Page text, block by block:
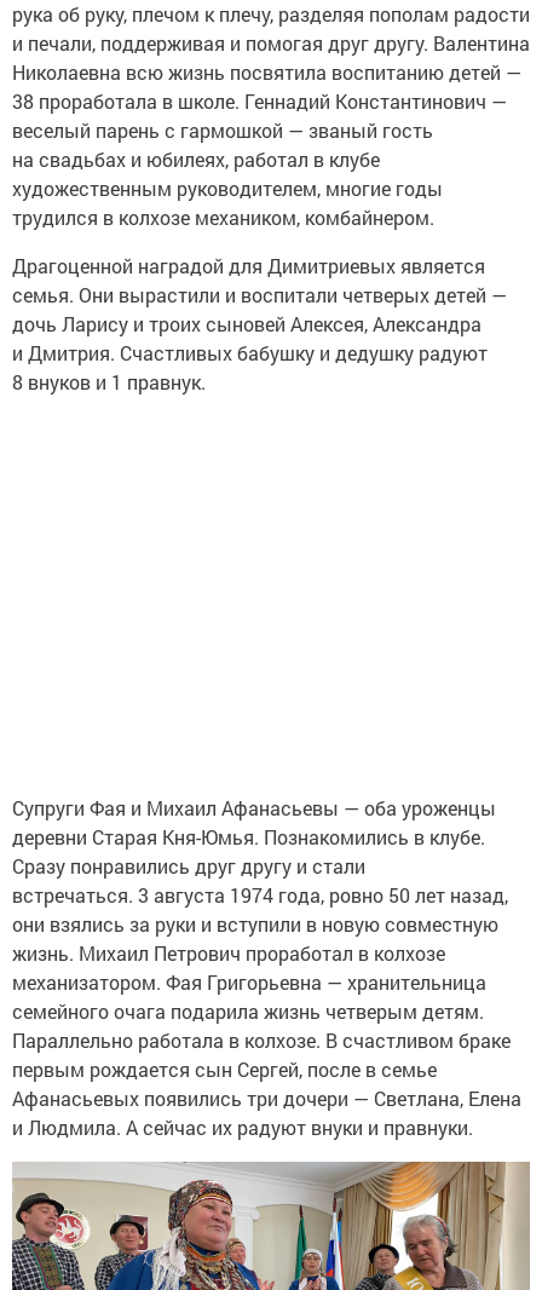
рука об руку, плечом к плечу, разделяя пополам радости
и печали, поддерживая и помогая друг другу. Валентина
Николаевна всю жизнь посвятила воспитанию детей —
38 проработала в школе. Геннадий Константинович —
веселый парень с гармошкой — званый гость
на свадьбах и юбилеях, работал в клубе
художественным руководителем, многие годы
трудился в колхозе механиком, комбайнером.
Драгоценной наградой для Димитриевых является
семья. Они вырастили и воспитали четверых детей —
дочь Ларису и троих сыновей Алексея, Александра
и Дмитрия. Счастливых бабушку и дедушку радуют
8 внуков и 1 правнук.
Супруги Фая и Михаил Афанасьевы — оба уроженцы
деревни Старая Кня-Юмья. Познакомились в клубе.
Сразу понравились друг другу и стали
встречаться. 3 августа 1974 года, ровно 50 лет назад,
они взялись за руки и вступили в новую совместную
жизнь. Михаил Петрович проработал в колхозе
механизатором. Фая Григорьевна — хранительница
семейного очага подарила жизнь четверым детям.
Параллельно работала в колхозе. В счастливом браке
первым рождается сын Сергей, после в семье
Афанасьевых появились три дочери — Светлана, Елена
и Людмила. А сейчас их радуют внуки и правнуки.